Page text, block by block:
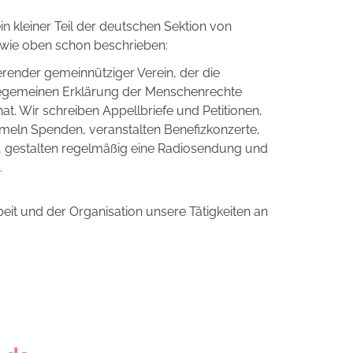
kleiner Teil der deutschen Sektion von
oben schon beschrieben:
gemeinnütziger Verein, der die
Erklärung der Menschenrechte
Wir schreiben Appellbriefe und Petitionen,
Spenden, veranstalten Benefizkonzerte,
regelmäßig eine Radiosendung und
und der Organisation unsere Tätigkeiten an